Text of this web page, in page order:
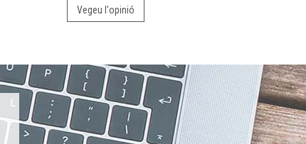
Vegeu l'opinió